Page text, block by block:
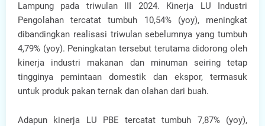
Lampung pada triwulan III 2024. Kinerja LU Industri
Pengolahan tercatat tumbuh 10,54% (yoy), meningkat
dibandingkan realisasi triwulan sebelumnya yang tumbuh
4,79% (yoy). Peningkatan tersebut terutama didorong oleh
kinerja industri makanan dan minuman seiring tetap
tingginya pemintaan domestik dan ekspor, termasuk
untuk produk pakan ternak dan olahan dari buah.
Adapun kinerja LU PBE tercatat tumbuh 7,87% (yoy),